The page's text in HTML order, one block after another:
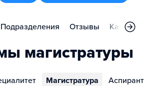
Подразделения Отзывы Карьера
магистратуры
Магистратура